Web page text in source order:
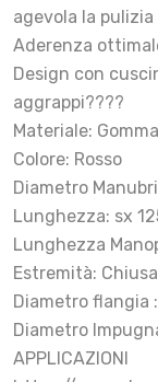
agevola la
Aderenza
Design con
aggrappi????
Materiale:
Colore: Rosso
Diametro
Lunghezza: sx
Lunghezza
Estremità: Chiusa
Diametro flangia
Diametro
APPLICAZIONI